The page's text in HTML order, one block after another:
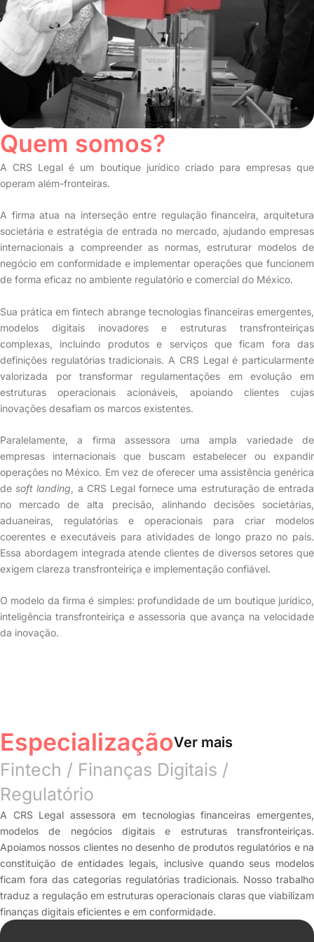
Quem somos?
A CRS Legal é um boutique jurídico criado para empresas que
operam além-fronteiras.
A firma atua na interseção entre regulação financeira, arquitetura
societária e estratégia de entrada no mercado, ajudando empresas
internacionais a compreender as normas, estruturar modelos de
negócio em conformidade e implementar operações que funcionem
de forma eficaz no ambiente regulatório e comercial do México.
Sua prática em fintech abrange tecnologias financeiras emergentes,
modelos digitais inovadores e estruturas transfronteiriças
complexas, incluindo produtos e serviços que ficam fora das
definições regulatórias tradicionais. A CRS Legal é particularmente
valorizada por transformar regulamentações em evolução em
estruturas operacionais acionáveis, apoiando clientes cujas
inovações desafiam os marcos existentes.
Paralelamente, a firma assessora uma ampla variedade de
empresas internacionais que buscam estabelecer ou expandir
operações no México. Em vez de oferecer uma assistência genérica
desoft landing , a CRS Legal fornece uma estruturação de entrada
no mercado de alta precisão, alinhando decisões societárias,
aduaneiras, regulatórias e operacionais para criar modelos
coerentes e executáveis para atividades de longo prazo no país.
Essa abordagem integrada atende clientes de diversos setores que
exigem clareza transfronteiriça e implementação confiável.
O modelo da firma é simples: profundidade de um boutique jurídico,
inteligência transfronteiriça e assessoria que avança na velocidade
da inovação.
EspecializaçãoVer mais
Fintech / Finanças Digitais /
Regulatório
A CRS Legal assessora em tecnologias financeiras emergentes,
modelos de negócios digitais e estruturas transfronteiriças.
Apoiamos nossos clientes no desenho de produtos regulatórios e na
constituição de entidades legais, inclusive quando seus modelos
ficam fora das categorias regulatórias tradicionais. Nosso trabalho
traduz a regulação em estruturas operacionais claras que viabilizam
finanças digitais eficientes e em conformidade.